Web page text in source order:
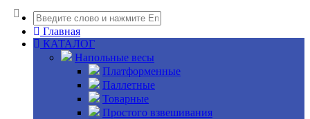
Главная
КАТАЛОГ
Напольные весы
Платформенные
Паллетные
Товарные
Простого взвешивания